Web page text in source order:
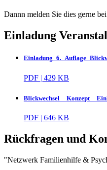
Dannn melden Sie dies gerne
Einladung
PDF | 429 KB
PDF | 646 KB
Rückfragen und
"Netzwerk Familienhilfe &